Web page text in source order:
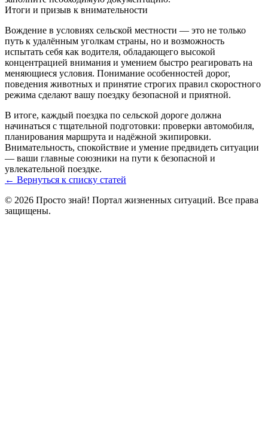
Итоги и призыв к внимательности
Вождение в условиях сельской местности — это не только
путь к удалённым уголкам страны, но и возможность
испытать себя как водителя, обладающего высокой
концентрацией внимания и умением быстро реагировать на
меняющиеся условия. Понимание особенностей дорог,
поведения животных и принятие строгих правил скоростного
режима сделают вашу поездку безопасной и приятной.
В итоге, каждый поездка по сельской дороге должна
начинаться с тщательной подготовки: проверки автомобиля,
планирования маршрута и надёжной экипировки.
Внимательность, спокойствие и умение предвидеть ситуации
— ваши главные союзники на пути к безопасной и
увлекательной поездке.
← Вернуться к списку статей
© 2026 Просто знай! Портал жизненных ситуаций. Все права
защищены.